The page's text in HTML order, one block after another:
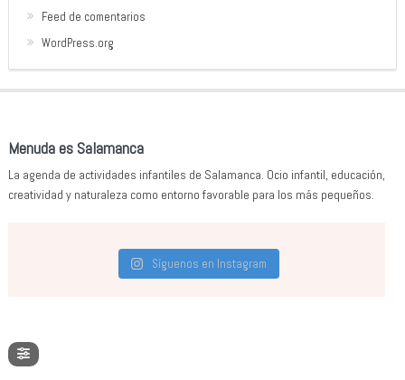
Feed de comentarios
WordPress.org
Menuda es Salamanca
La agenda de actividades infantiles de Salamanca. Ocio infantil, educación,
creatividad y naturaleza como entorno favorable para los más pequeños.
Síguenos en Instagram